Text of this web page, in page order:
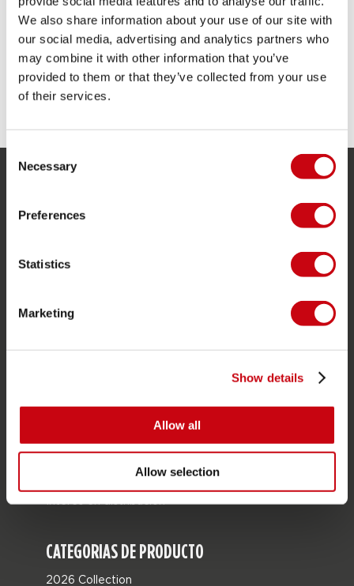
We also share information about your use of our site with
our social media, advertising and analytics partners who
may combine it with other information that you’ve
provided to them or that they’ve collected from your use
of their services.
Consent
Selection
Necessary
Preferences
Statistics
Marketing
Show details
Allow all
Allow selection
Cable de tracción
Short interior de malla
Tejido de secado rápido ligero
COMPARTE TUS #JOBEMOMENTS
Acerca de Jobe
CATEGORIAS DE PRODUCTO
2026 Collection